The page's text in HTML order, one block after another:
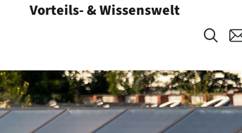
Vorteils- & Wissenswelt